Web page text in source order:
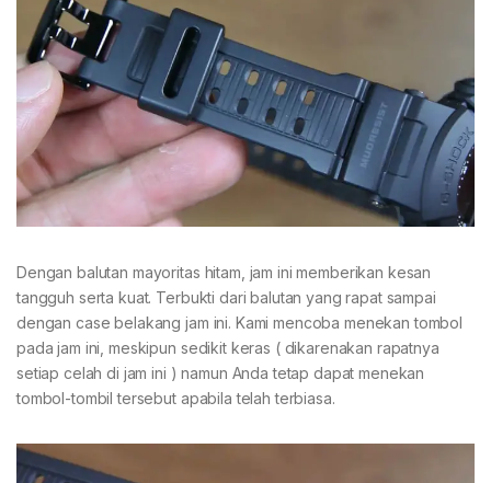
Dengan balutan mayoritas hitam, jam ini memberikan kesan
tangguh serta kuat. Terbukti dari balutan yang rapat sampai
dengan case belakang jam ini. Kami mencoba menekan tombol
pada jam ini, meskipun sedikit keras ( dikarenakan rapatnya
setiap celah di jam ini ) namun Anda tetap dapat menekan
tombol-tombil tersebut apabila telah terbiasa.